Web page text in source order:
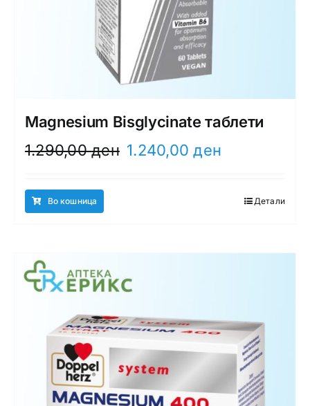
Magnesium Bisglycinate таблети
1.290,00ден Original
1.240,00ден
1.240,00 ден.
Во кошница Детали